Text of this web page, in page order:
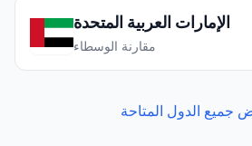
الإمارات العربية المتحدة
مقارنة الوسطاء
جميع الدول المتاحة